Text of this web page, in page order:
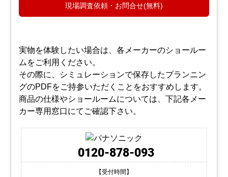
現場調査依頼・お問合せ(無料)
実物を体験したい場合は、各メーカーのショールー
ムをご利用ください。
その際に、シミュレーションで保存したプランニン
グのPDFをご持参いただくことをおすすめします。
商品の仕様やショールームについては、下記各メー
カー専用窓口にてご確認下さい。
0120-878-093
【受付時間】